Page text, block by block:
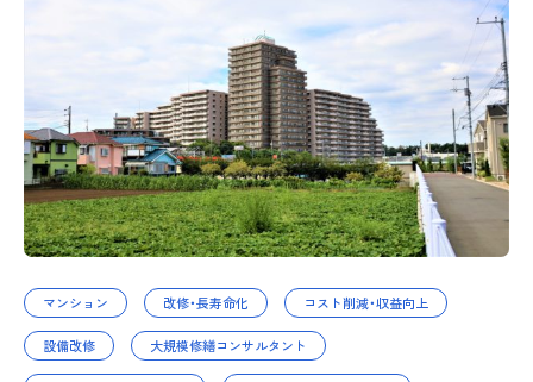
マンション 改修・長寿命化 コスト削減・収益向上
設備改修 大規模修繕コンサルタント